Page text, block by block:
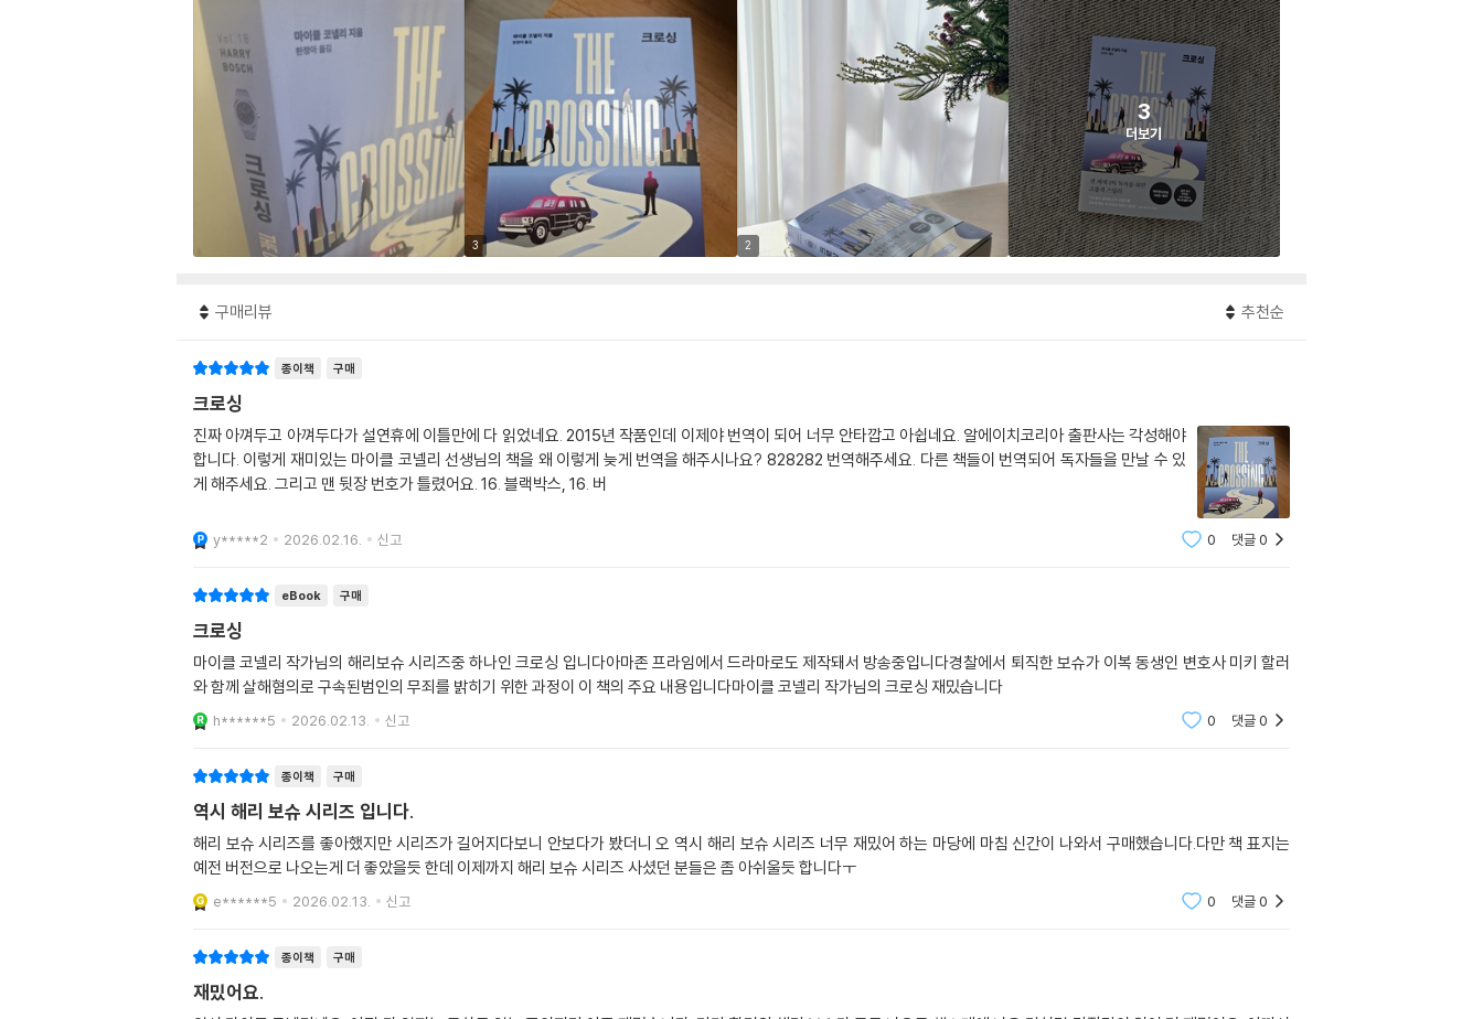
3 2
3
더보기
구매리뷰 추천순
종이책 구매
크로싱
진짜 아껴두고 아껴두다가 설연휴에 이틀만에 다 읽었네요. 2015년 작품인데 이제야 번역이 되어 너무 안타깝고 아쉽네요. 알에이치코리아 출판사는 각성해야
합니다. 이렇게 재미있는 마이클 코넬리 선생님의 책을 왜 이렇게 늦게 번역을 해주시나요? 828282 번역해주세요. 다른 책들이 번역되어 독자들을 만날 수 있
게 해주세요. 그리고 맨 뒷장 번호가 틀렸어요. 16. 블랙박스, 16. 버
y*****2 2026.02.16. 신고 0 댓글0
eBook 구매
크로싱
마이클 코넬리 작가님의 해리보슈 시리즈중 하나인 크로싱 입니다아마존 프라임에서 드라마로도 제작돼서 방송중입니다경찰에서 퇴직한 보슈가 이복 동생인 변호사 미키 할러
와 함께 살해혐의로 구속된범인의 무죄를 밝히기 위한 과정이 이 책의 주요 내용입니다마이클 코넬리 작가님의 크로싱 재밌습니다
h******5 2026.02.13. 신고 0 댓글0
종이책 구매
역시 해리 보슈 시리즈 입니다.
해리 보슈 시리즈를 좋아했지만 시리즈가 길어지다보니 안보다가 봤더니 오 역시 해리 보슈 시리즈 너무 재밌어 하는 마당에 마침 신간이 나와서 구매했습니다.다만 책 표지는
예전 버전으로 나오는게 더 좋았을듯 한데 이제까지 해리 보슈 시리즈 사셨던 분들은 좀 아쉬울듯 합니다ㅜ
e******5 2026.02.13. 신고 0 댓글0
종이책 구매
재밌어요.